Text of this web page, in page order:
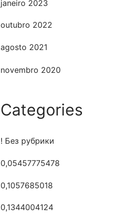
janeiro 2023
outubro 2022
agosto 2021
novembro 2020
Categories
! Без рубрики
0,05457775478
0,1057685018
0,1344004124